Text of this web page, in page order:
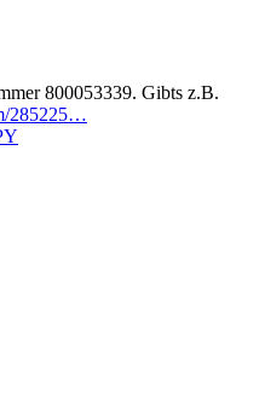
800053339. Gibts z.B.
285225…